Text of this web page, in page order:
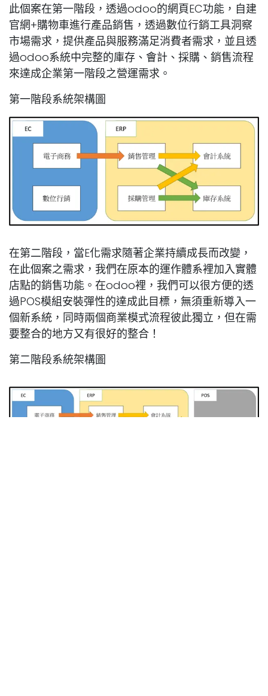
此個案在第一階段，透過odoo的網頁EC功能，自建
官網+購物車進行產品銷售，透過數位行銷工具洞察
市場需求，提供產品與服務滿足消費者需求，並且透
過odoo系統中完整的庫存、會計、採購、銷售流程
來達成企業第一階段之營運需求。
第一階段系統架構圖
在第二階段，當E化需求隨著企業持續成長而改變，
在此個案之需求，我們在原本的運作體系裡加入實體
店點的銷售功能。在odoo裡，我們可以很方便的透
過POS模組安裝彈性的達成此目標，無須重新導入一
個新系統，同時兩個商業模式流程彼此獨立，但在需
要整合的地方又有很好的整合！
第二階段系統架構圖